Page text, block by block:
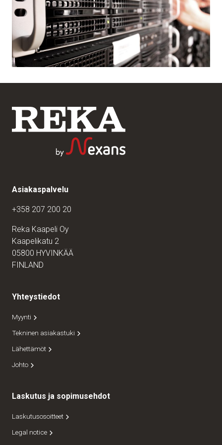
Asiakaspalvelu
+358 207 200 20
Reka Kaapeli Oy
Kaapelikatu 2
05800 HYVINKÄÄ
FINLAND
Yhteystiedot
Myynti
Tekninen asiakastuki
Lähettämöt
Johto
Laskutus ja sopimusehdot
Laskutusosoitteet
Legal notice